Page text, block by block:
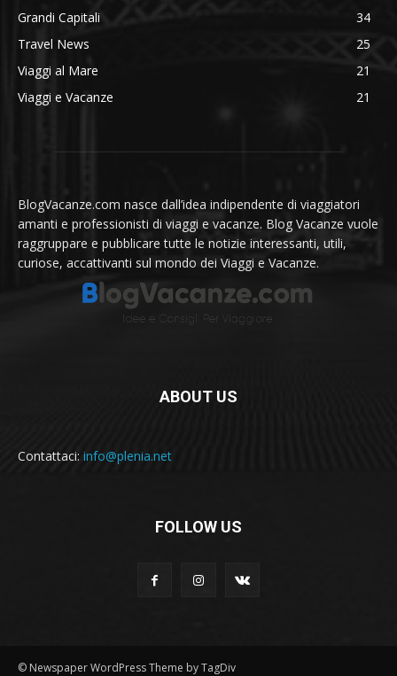
Grandi Capitali
34
Travel News
25
Viaggi al Mare
21
Viaggi e Vacanze
21
BlogVacanze.com nasce dall’idea indipendente di viaggiatori
amanti e professionisti di viaggi e vacanze. Blog Vacanze vuole
raggruppare e pubblicare tutte le notizie interessanti, utili,
curiose, accattivanti sul mondo dei Viaggi e Vacanze.
ABOUT US
Contattaci: info@plenia.net
FOLLOW US
© Newspaper WordPress Theme by TagDiv